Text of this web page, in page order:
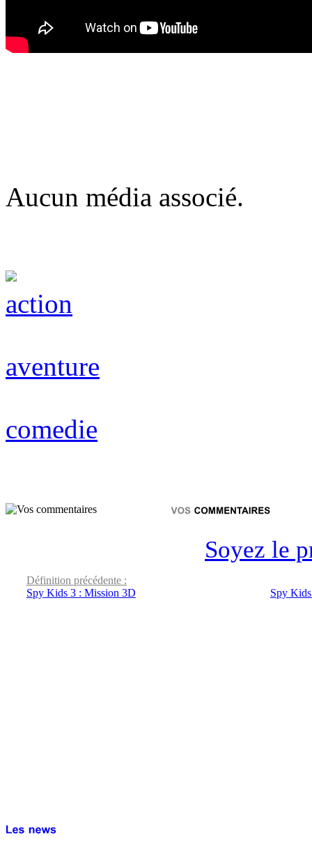
Aucun média associé.
action
aventure
comedie
Soyez le
Définition précédente :
Spy Kids 3 : Mission 3D
Spy